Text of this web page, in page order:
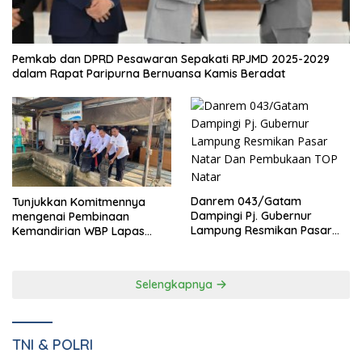
Pemkab dan DPRD Pesawaran Sepakati RPJMD 2025-2029
dalam Rapat Paripurna Bernuansa Kamis Beradat
Tunjukkan Komitmennya
mengenai Pembinaan
Kemandirian WBP Lapas
Danrem 043/Gatam
Dampingi Pj. Gubernur
Lampung Resmikan Pasar
Selengkapnya
TNI & POLRI